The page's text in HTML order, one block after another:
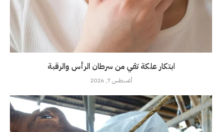
ابتكار علكة تقي من سرطان الرأس والرقبة
أغسطس 7, 2026